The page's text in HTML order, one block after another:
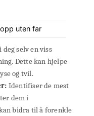
uten far
deg selv en viss
Dette kan hjelpe
og tvil.
Identifiser de mest
dem i
bidra til å forenkle